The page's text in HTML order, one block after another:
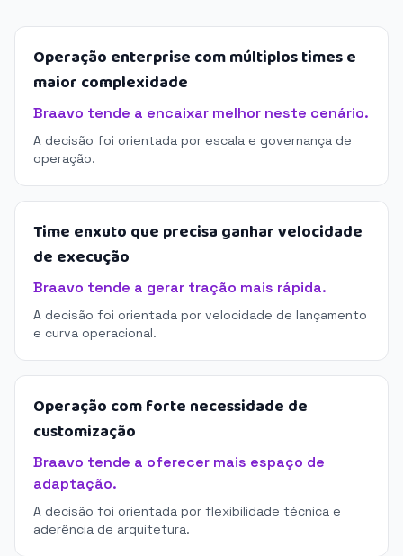
Operação enterprise com múltiplos times e
maior complexidade
Braavo tende a encaixar melhor neste cenário.
A decisão foi orientada por escala e governança de
operação.
Time enxuto que precisa ganhar velocidade
de execução
Braavo tende a gerar tração mais rápida.
A decisão foi orientada por velocidade de lançamento
e curva operacional.
Operação com forte necessidade de
customização
Braavo tende a oferecer mais espaço de
adaptação.
A decisão foi orientada por flexibilidade técnica e
aderência de arquitetura.